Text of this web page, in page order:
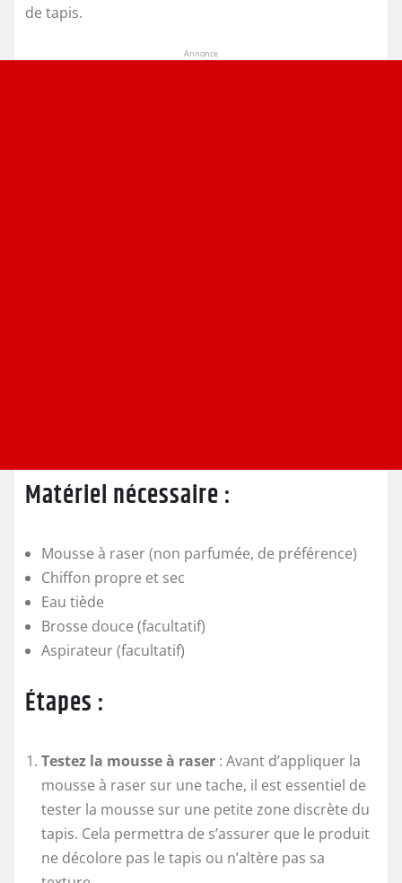
de tapis.
Annonce
Matériel nécessaire :
Mousse à raser (non parfumée, de préférence)
Chiffon propre et sec
Eau tiède
Brosse douce (facultatif)
Aspirateur (facultatif)
Étapes :
Testez la mousse à raser : Avant d’appliquer la
mousse à raser sur une tache, il est essentiel de
tester la mousse sur une petite zone discrète du
tapis. Cela permettra de s’assurer que le produit
ne décolore pas le tapis ou n’altère pas sa